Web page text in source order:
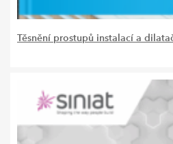
Těsnění prostupů instalací a